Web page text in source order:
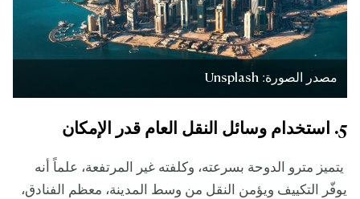
مصدر الصورة: Unsplash
5. استخدام وسائل النقل العام قدر الإمكان
يتميز مترو الدوحة بسرعته، وكلفته غير المرتفعة، علماً أنه
يوفّر التكييف ويؤمن النقل من وسط المدينة، معظم الفنادق،